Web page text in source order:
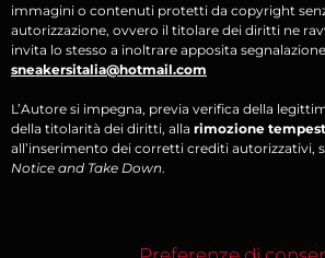
immagini o contenuti protetti da copyright
autorizzazione, ovvero il titolare dei diritti ne
invita lo stesso a inoltrare apposita
sneakersitalia@hotmail.com
L’Autore si impegna, previa verifica della
della titolarità dei diritti, alla rimozione
all’inserimento dei corretti crediti autorizzativi,
Notice and Take Down.